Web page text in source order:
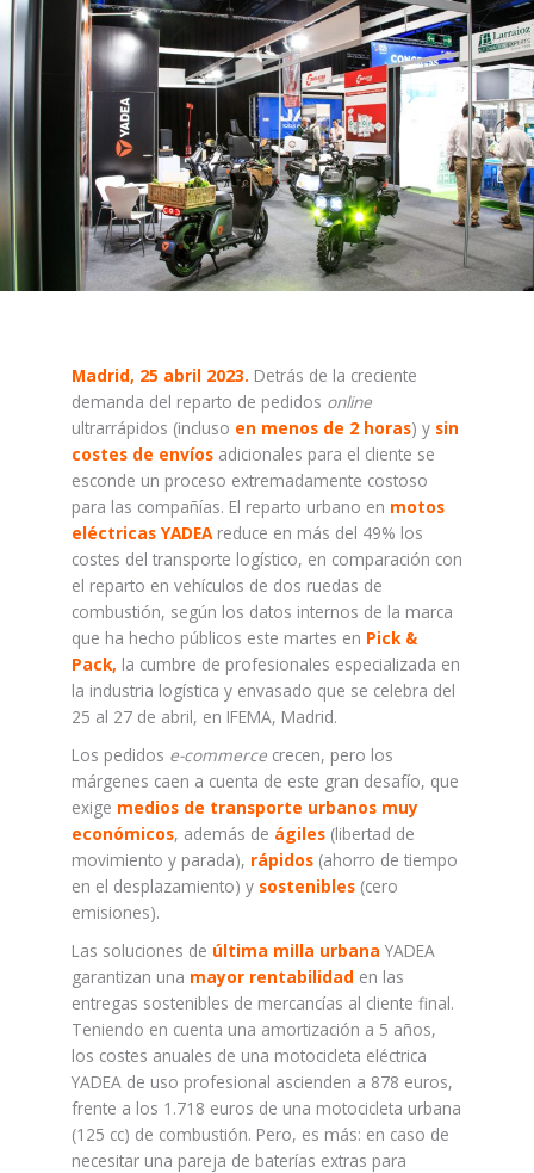
Madrid, 25 abril 2023. Detrás de la creciente
demanda del reparto de pedidos online
ultrarrápidos (incluso en menos de 2 horas) y sin
costes de envíos adicionales para el cliente se
esconde un proceso extremadamente costoso
para las compañías. El reparto urbano en motos
eléctricas YADEA reduce en más del 49% los
costes del transporte logístico, en comparación con
el reparto en vehículos de dos ruedas de
combustión, según los datos internos de la marca
que ha hecho públicos este martes en Pick &
Pack, la cumbre de profesionales especializada en
la industria logística y envasado que se celebra del
25 al 27 de abril, en IFEMA, Madrid.
Los pedidos e-commerce crecen, pero los
márgenes caen a cuenta de este gran desafío, que
exige medios de transporte urbanos muy
económicos, además de ágiles (libertad de
movimiento y parada), rápidos (ahorro de tiempo
en el desplazamiento) y sostenibles (cero
emisiones).
Las soluciones de última milla urbana YADEA
garantizan una mayor rentabilidad en las
entregas sostenibles de mercancías al cliente final.
Teniendo en cuenta una amortización a 5 años,
los costes anuales de una motocicleta eléctrica
YADEA de uso profesional ascienden a 878 euros,
frente a los 1.718 euros de una motocicleta urbana
(125 cc) de combustión. Pero, es más: en caso de
necesitar una pareja de baterías extras para